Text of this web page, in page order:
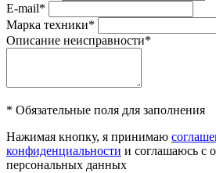
E-mail*
Марка техники*
Описание неисправности*
* Обязательные поля для заполнения
Нажимая кнопку, я принимаю
конфиденциальности и соглашаюсь с
персональных данных